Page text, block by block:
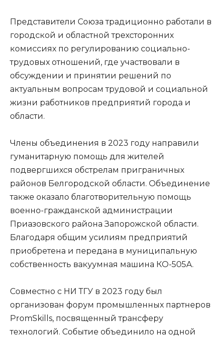
Представители Союза традиционно работали в
городской и областной трехсторонних
комиссиях по регулированию социально-
трудовых отношений, где участвовали в
обсуждении и принятии решений по
актуальным вопросам трудовой и социальной
жизни работников предприятий города и
области.
Члены объединения в 2023 году направили
гуманитарную помощь для жителей
подвергшихся обстрелам приграничных
районов Белгородской области. Объединение
также оказало благотворительную помощь
военно-гражданской администрации
Приазовского района Запорожской области.
Благодаря общим усилиям предприятий
приобретена и передана в муниципальную
собственность вакуумная машина КО-505А.
Совместно с НИ ТГУ в 2023 году был
организован форум промышленных партнеров
PromSkills, посвященный трансферу
технологий. Событие объединило на одной